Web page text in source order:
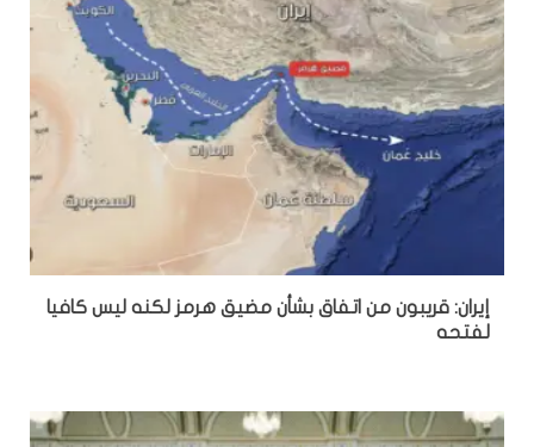
إيران: قريبون من اتفاق بشأن مضيق هرمز لكنه ليس كافيا
لفتحه